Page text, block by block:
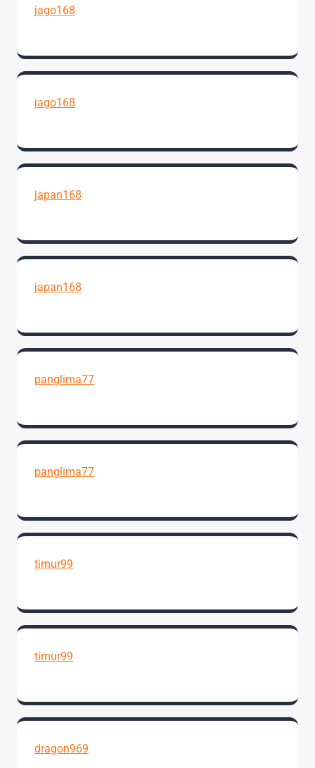
jago168
jago168
japan168
japan168
panglima77
panglima77
timur99
timur99
dragon969